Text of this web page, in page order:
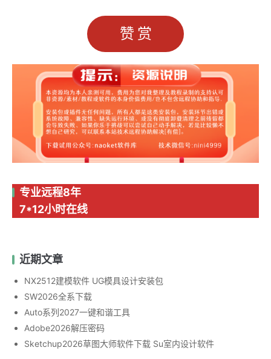
赞赏
专业远程8年
7*12小时在线
近期文章
NX2512建模软件 UG模具设计安装包
SW2026全系下载
Auto系列2027一键和谐工具
Adobe2026解压密码
Sketchup2026草图大师软件下载 Su室内设计软件